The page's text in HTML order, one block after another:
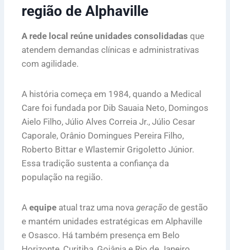
região de Alphaville
A rede local reúne unidades consolidadas que
atendem demandas clínicas e administrativas
com agilidade.
A história começa em 1984, quando a Medical
Care foi fundada por Dib Sauaia Neto, Domingos
Aielo Filho, Júlio Alves Correia Jr., Júlio Cesar
Caporale, Orânio Domingues Pereira Filho,
Roberto Bittar e Wlastemir Grigoletto Júnior.
Essa tradição sustenta a confiança da
população na região.
A equipe atual traz uma nova geração de gestão
e mantém unidades estratégicas em Alphaville
e Osasco. Há também presença em Belo